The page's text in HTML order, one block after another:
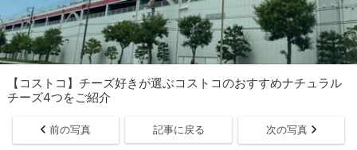
【コストコ】チーズ好きが選ぶコストコのおすすめナチュラル
チーズ4つをご紹介
前の写真 記事に戻る 次の写真